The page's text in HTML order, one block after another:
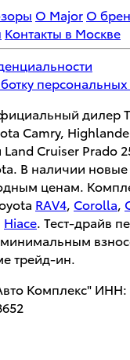
О Major О
Контакты в Москве
дилер
Camry,
Cruiser Prado
В наличии новые
ценам.
RAV4, Corolla,
Hiace. Тест-драйв
минимальным
трейд-ин.
Комплекс" ИНН: